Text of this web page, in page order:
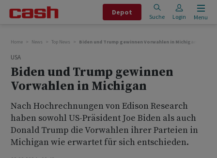
Depot
Suche Login Menu
Home News Top News Biden und Trump gewinnen Vorwahlen in Michigan
USA
Biden und Trump gewinnen
Vorwahlen in Michigan
Nach Hochrechnungen von Edison Research
haben sowohl US-Präsident Joe Biden als auch
Donald Trump die Vorwahlen ihrer Parteien in
Michigan wie erwartet für sich entschieden.